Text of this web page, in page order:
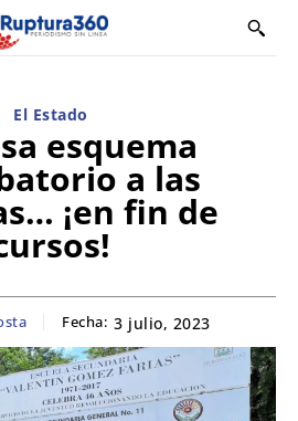
El Estado
esquema
a las
¡en fin de
Fecha: 3 julio, 2023